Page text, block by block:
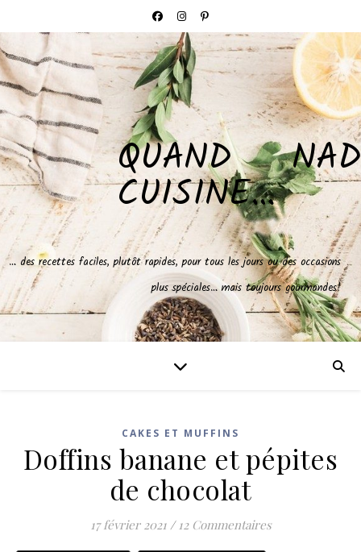
QUAND NAD
CUISINE…
… des recettes faciles, plutôt rapides, pour tous les jours ou des occasions
plus spéciales… mais toujours gourmandes!
CAKES ET MUFFINS
Doffins banane et pépites
de chocolat
17 février 2021 / 12 Commentaires